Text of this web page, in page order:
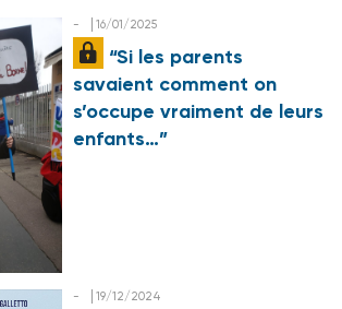
- 16/01/2025
“Si les parents
savaient comment on
s’occupe vraiment de leurs
enfants…”
- 19/12/2024